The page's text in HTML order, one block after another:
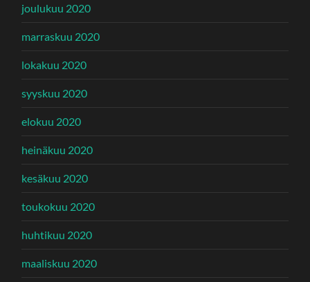
joulukuu 2020
marraskuu 2020
lokakuu 2020
syyskuu 2020
elokuu 2020
heinäkuu 2020
kesäkuu 2020
toukokuu 2020
huhtikuu 2020
maaliskuu 2020